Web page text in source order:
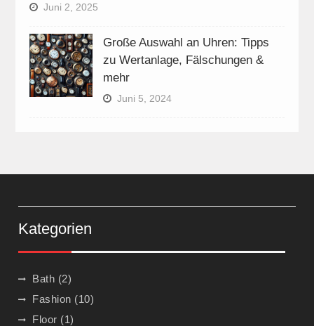
Juni 2, 2025
Große Auswahl an Uhren: Tipps
zu Wertanlage, Fälschungen &
mehr
Juni 5, 2024
Kategorien
Bath (2)
Fashion (10)
Floor (1)